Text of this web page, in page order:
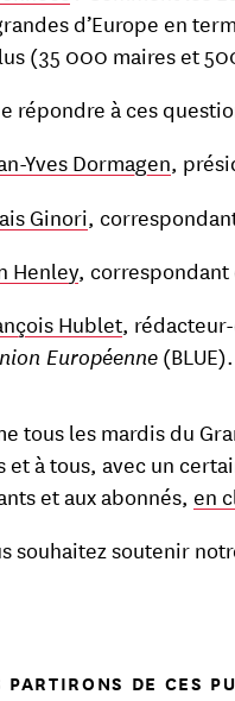
d’Europe en
(35 000 maires et
répondre à ces
Yves Dormagen,
Ginori,
Henley,
Hublet,
Européenne(BLUE).
tous les mardis du
et à tous, avec un
et aux abonnés, en
souhaitez soutenir
PARTIRONS DE CES